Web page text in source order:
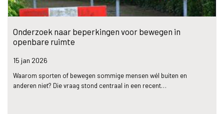
Onderzoek naar beperkingen voor bewegen in
openbare ruimte
15 jan 2026
Waarom sporten of bewegen sommige mensen wél buiten en
anderen niet? Die vraag stond centraal in een recent…